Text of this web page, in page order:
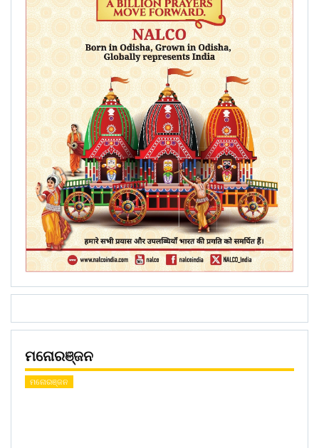
ମନୋରଞ୍ଜନ
ମନୋରଞ୍ଜନ